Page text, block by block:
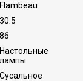
Flambeau
30.5
86
Настольные
лампы
Сусальное